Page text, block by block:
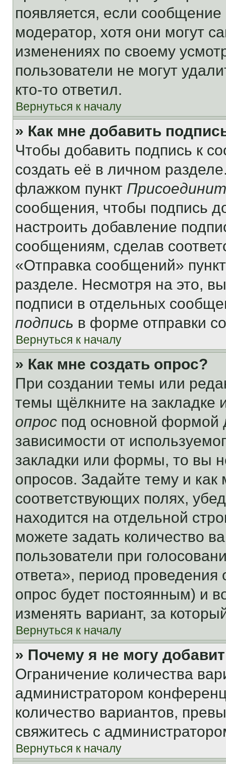
появляется, если
модератор, хотя они могут
изменениях по своему
пользователи не могут
кто-то ответил.
Вернуться к началу
» Как мне добавить
Чтобы добавить подпись к
создать её в личном
флажком пункт
сообщения, чтобы подпись
настроить добавление
сообщениям, сделав
«Отправка сообщений»
разделе. Несмотря на это,
подписи в отдельных
подпись в форме отправки
Вернуться к началу
» Как мне создать опрос?
При создании темы или
темы щёлкните на
опрос под основной формой
зависимости от
закладки или формы, то вы
опросов. Задайте тему и
соответствующих полях,
находится на отдельной
можете задать количество
пользователи при
ответа», период проведения
опрос будет постоянным) и
изменять вариант, за
Вернуться к началу
» Почему я не могу
Ограничение количества
администратором
количество вариантов,
свяжитесь с
Вернуться к началу